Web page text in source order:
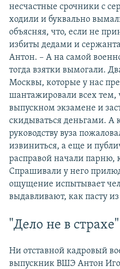
несчастные срочники с
ходили и буквально
объясняя, что, если не
избиты дедами и
Антон. – А на самой
тогда взятки вымогали.
Москвы, которые у нас
шантажировали всех тем,
выпускном экзамене и
скидываться деньгами. А
руководству вуза
извиниться, а еще и
расправой начали парню,
Спрашивали у него
ощущение испытывает
выдавливают, как пасту
"Дело не в страхе"
Ни отставной кадровый
выпускник ВШЭ Антон